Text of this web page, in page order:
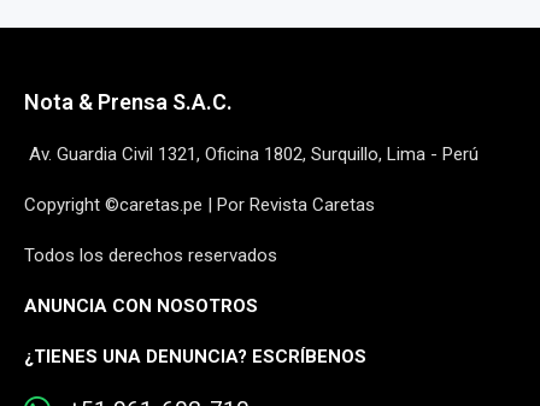
Nota & Prensa S.A.C.
Av. Guardia Civil 1321, Oficina 1802, Surquillo, Lima - Perú
Copyright ©caretas.pe | Por Revista Caretas
Todos los derechos reservados
ANUNCIA CON NOSOTROS
¿TIENES UNA DENUNCIA? ESCRÍBENOS